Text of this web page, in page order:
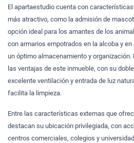
El apartaestudio cuenta con
más atractivo, como la admisión de
opción ideal para los amantes de los
con armarios empotrados en la alcoba y
un óptimo almacenamiento y
las ventajas de este inmueble, con su
excelente ventilación y entrada de luz
facilita la limpieza.
Entre las características externas que
destacan su ubicación privilegiada, con
centros comerciales, colegios y